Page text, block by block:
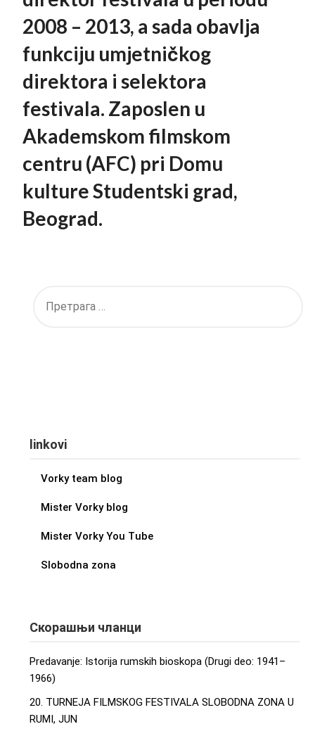
2008 – 2013, a sada obavlja
funkciju umjetničkog
direktora i selektora
festivala. Zaposlen u
Akademskom filmskom
centru (AFC) pri Domu
kulture Studentski grad,
Beograd.
linkovi
Vorky team blog
Mister Vorky blog
Mister Vorky You Tube
Slobodna zona
Скорашњи чланци
Predavanje: Istorija rumskih bioskopa (Drugi deo: 1941–
1966)
20. TURNEJA FILMSKOG FESTIVALA SLOBODNA ZONA U
RUMI, JUN